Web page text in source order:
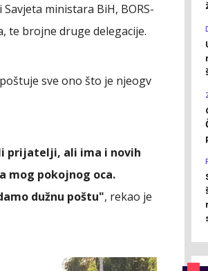
ministara BiH, BORS-
te brojne druge delegacije.
sve ono što je njeogv
prijatelji, ali ima i novih
mog pokojnog oca.
dužnu poštu", rekao je